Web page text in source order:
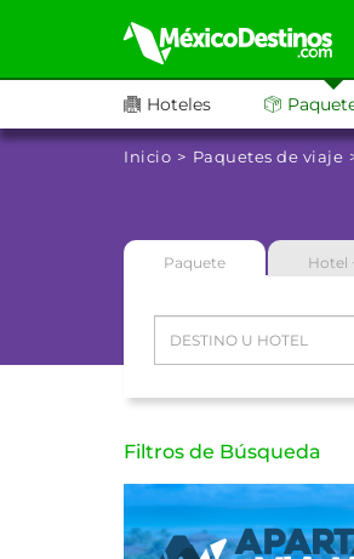
Hoteles
Inicio Paquetes de viaje
Paquete Hotel
Filtros de Búsqueda